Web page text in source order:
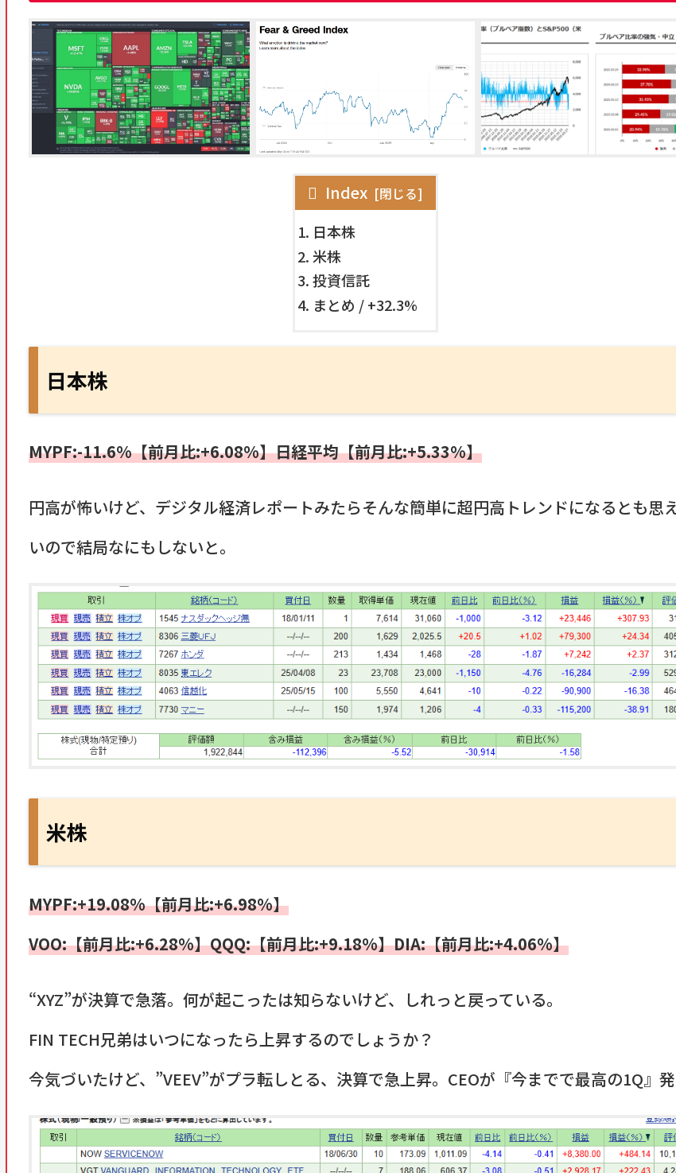
Index
日本株
米株
投資信託
まとめ / +32.3%
日本株
MYPF:-11.6%【前月比:+6.08%】日経平均【前月比:+5.33%】
円高が怖いけど、デジタル経済レポートみたらそんな簡単に超円高トレンドになるとも思
いので結局なにもしないと。
米株
MYPF:+19.08%【前月比:+6.98%】
VOO:【前月比:+6.28%】QQQ:【前月比:+9.18%】DIA:【前月比:+4.06%】
“XYZ”が決算で急落。何が起こったは知らないけど、しれっと戻っている。
FIN TECH兄弟はいつになったら上昇するのでしょうか？
今気づいたけど、”VEEV”がプラ転しとる、決算で急上昇。CEOが『今までで最高の1Q』